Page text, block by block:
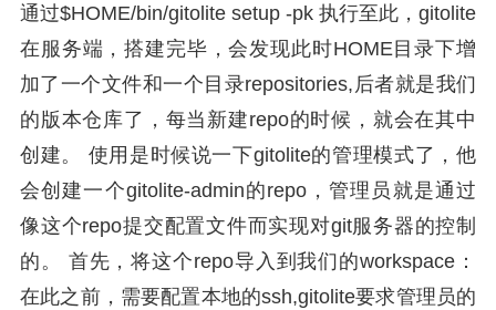
通过$HOME/bin/gitolite setup -pk 执行至此，gitolite
在服务端，搭建完毕，会发现此时HOME目录下增
加了一个文件和一个目录repositories,后者就是我们
的版本仓库了，每当新建repo的时候，就会在其中
创建。 使用是时候说一下gitolite的管理模式了，他
会创建一个gitolite-admin的repo，管理员就是通过
像这个repo提交配置文件而实现对git服务器的控制
的。 首先，将这个repo导入到我们的workspace：
在此之前，需要配置本地的ssh,gitolite要求管理员的